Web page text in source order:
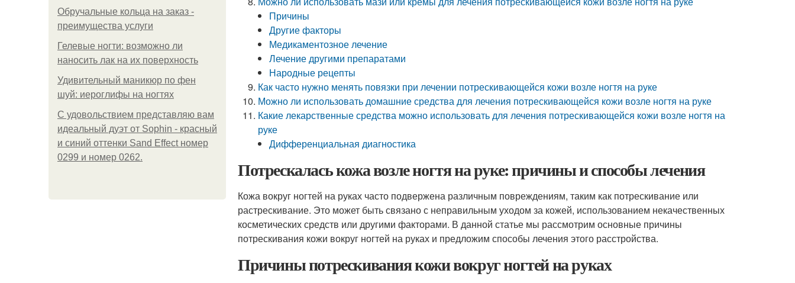
Обручальные кольца на заказ -
преимущества услуги
Гелевые ногти: возможно ли
наносить лак на их поверхность
Удивительный маникюр по фен
шуй: иероглифы на ногтях
С удовольствием представляю вам
идеальный дуэт от Sophin - красный
и синий оттенки Sand Effect номер
0299 и номер 0262.
Причины
Другие факторы
Медикаментозное лечение
Лечение другими препаратами
Народные рецепты
Как часто нужно менять повязки при лечении потрескивающейся кожи возле ногтя на руке
Можно ли использовать домашние средства для лечения потрескивающейся кожи возле ногтя на руке
Какие лекарственные средства можно использовать для лечения потрескивающейся кожи возле ногтя на
руке
Дифференциальная диагностика
Потрескалась кожа возле ногтя на руке: причины и способы лечения
Кожа вокруг ногтей на руках часто подвержена различным повреждениям, таким как потрескивание или
растрескивание. Это может быть связано с неправильным уходом за кожей, использованием некачественных
косметических средств или другими факторами. В данной статье мы рассмотрим основные причины
потрескивания кожи вокруг ногтей на руках и предложим способы лечения этого расстройства.
Причины потрескивания кожи вокруг ногтей на руках